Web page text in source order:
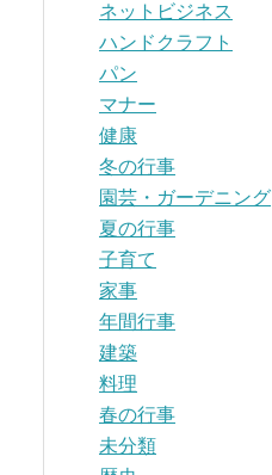
ネットビジネス
ハンドクラフト
パン
マナー
健康
冬の行事
園芸・ガーデニング
夏の行事
子育て
家事
年間行事
建築
料理
春の行事
未分類